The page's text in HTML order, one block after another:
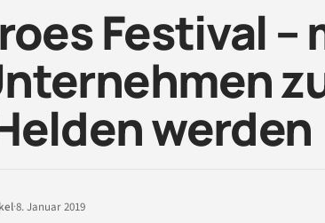
Festival –
werden
·8. Januar 2019